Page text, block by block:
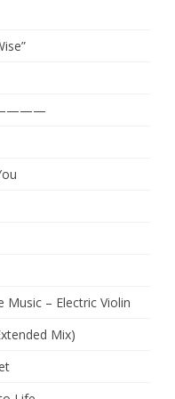
Music – Electric Violin
Mix)